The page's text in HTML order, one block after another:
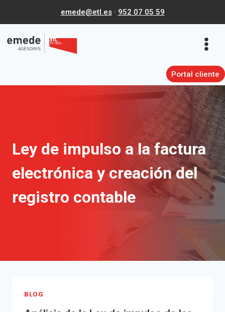
al
contenido
emede@etl.es· 952 07 05 59
Portal cliente
Ley de impulso a la factura
electrónica y creación del
registro contable
BLOG